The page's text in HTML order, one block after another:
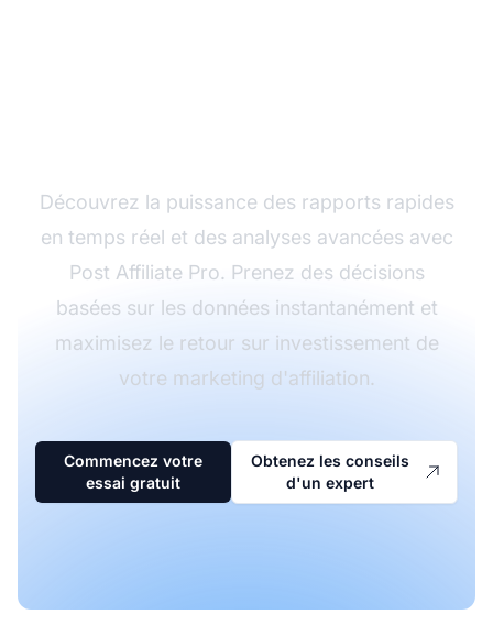
Découvrez la puissance des rapports rapides
en temps réel et des analyses avancées avec
Post Affiliate Pro. Prenez des décisions
basées sur les données instantanément et
maximisez le retour sur investissement de
votre marketing d'affiliation.
Commencez votre
essai gratuit
Obtenez les conseils
d'un expert